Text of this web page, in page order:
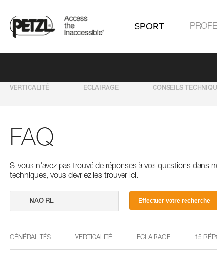
SPORT
VERTICALITÉ ECLAIRAGE CONSEILS
FAQ
Si vous n'avez pas trouvé de réponses à vos questions dans
techniques, vous devriez les trouver ici.
Effectuer votre recherche
GÉNÉRALITÉS VERTICALITÉ ÉCLAIRAGE 15